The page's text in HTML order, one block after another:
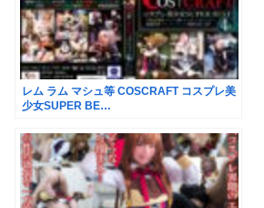
レム ラム マシュ等 COSCRAFT コスプレ美
少女SUPER BE…